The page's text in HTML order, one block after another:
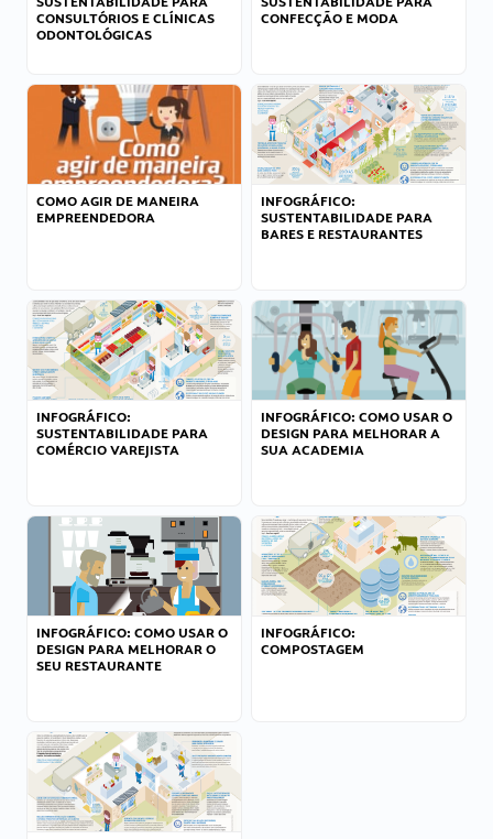
CONSULTÓRIOS E CLÍNICAS
ODONTOLÓGICAS
CONFECÇÃO E MODA
COMO AGIR DE MANEIRA
EMPREENDEDORA
INFOGRÁFICO:
SUSTENTABILIDADE PARA
BARES E RESTAURANTES
INFOGRÁFICO:
SUSTENTABILIDADE PARA
COMÉRCIO VAREJISTA
INFOGRÁFICO: COMO USAR O
DESIGN PARA MELHORAR A
SUA ACADEMIA
INFOGRÁFICO: COMO USAR O
DESIGN PARA MELHORAR O
SEU RESTAURANTE
INFOGRÁFICO:
COMPOSTAGEM